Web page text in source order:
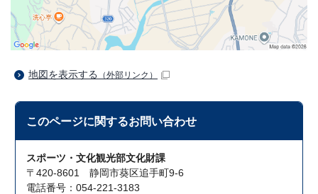
地図を表示する （外部リンク）
このページに関するお問い合わせ
スポーツ・文化観光部文化財課
〒420-8601 静岡市葵区追手町9-6
電話番号：054-221-3183